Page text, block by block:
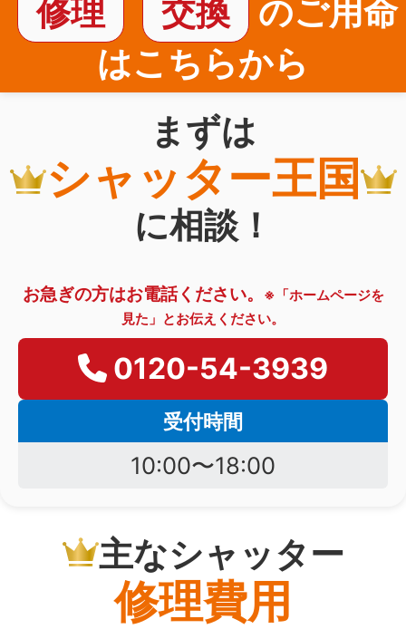
修理
交換
のご用命
はこちらから
まずは
シャッター王国
に相談！
お急ぎの方はお電話ください。
※「ホームページを
見た」とお伝えください。
0120-54-3939
受付時間
10:00〜18:00
主なシャッター
修理費用